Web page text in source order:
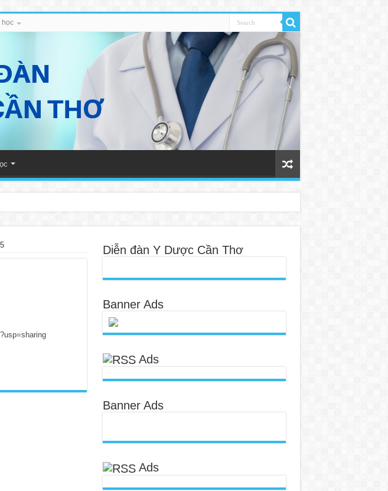
học
Diễn đàn Y Dược Cần Thơ
Banner Ads
Ads
Banner Ads
Ads